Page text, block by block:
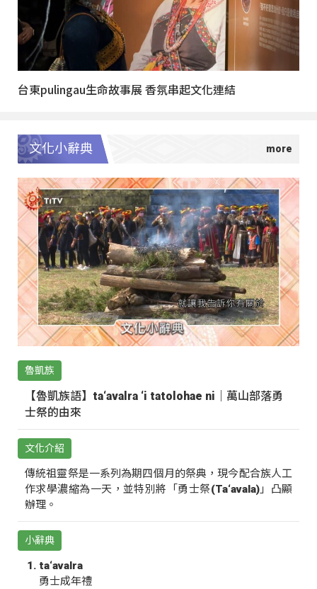
台東pulingau生命故事展 香氛串起文化連結
文化小辭典
魯凱族
【魯凱族語】ta‘avalra ‘i tatolohae ni｜萬山部落勇
士祭的由來
文化介紹
傳統祖靈祭是一系列為期四個月的祭典，現今配合族人工
作求學濃縮為一天，並特別將「勇士祭(Ta‘avala)」凸顯
辦理。
小辭典
ta‘avalra
勇士成年禮